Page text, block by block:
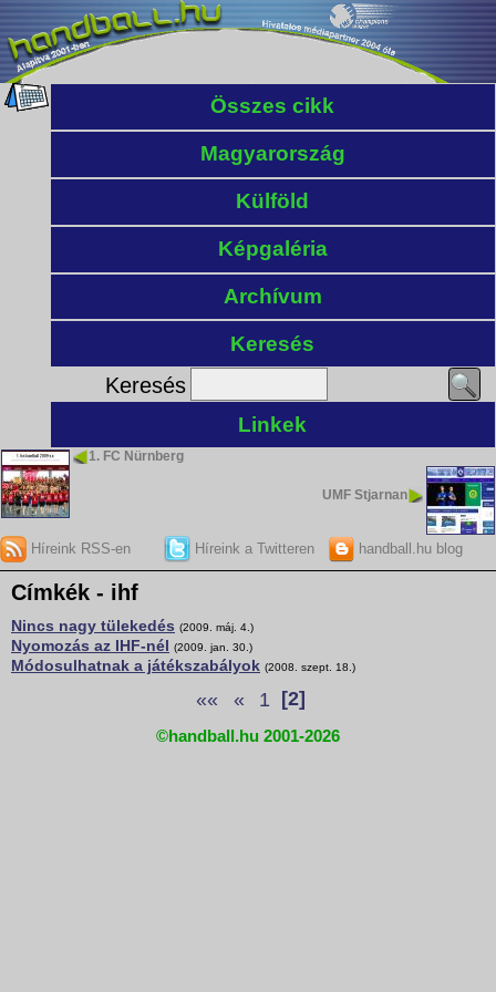
Összes cikk
Magyarország
Külföld
Képgaléria
Archívum
Keresés
Keresés
Linkek
1. FC Nürnberg
UMF Stjarnan
Híreink RSS-en Híreink a Twitteren handball.hu blog
Címkék - ihf
Nincs nagy tülekedés (2009. máj. 4.)
Nyomozás az IHF-nél (2009. jan. 30.)
Módosulhatnak a játékszabályok (2008. szept. 18.)
«« « 1 [2]
©handball.hu 2001-2026